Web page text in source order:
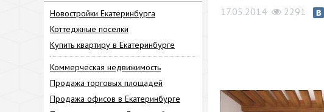
Новостройки Екатеринбурга
Коттеджные поселки
Купить квартиру в Екатеринбурге
Коммерческая недвижимость
Продажа торговых площадей
Продажа офисов в Екатеринбурге
17.05.2014 2291